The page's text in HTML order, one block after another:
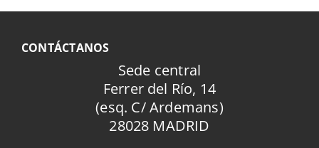
CONTÁCTANOS
Sede central
Ferrer del Río, 14
(esq. C/ Ardemans)
28028 MADRID